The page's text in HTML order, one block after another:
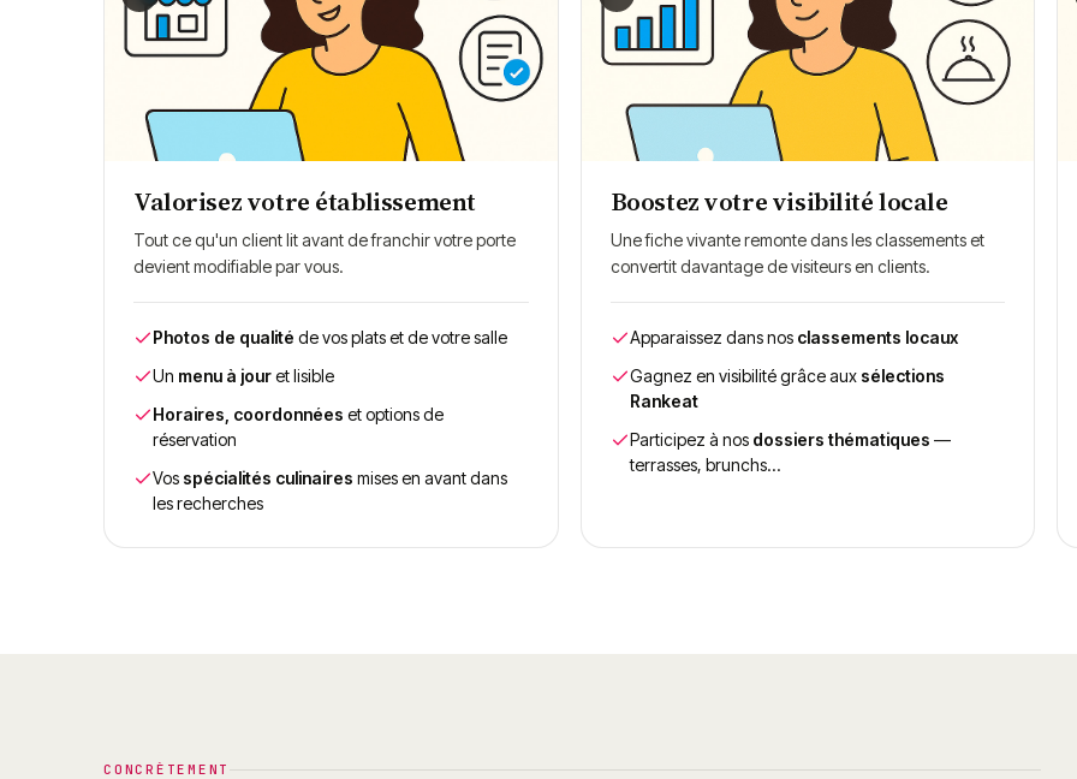
Valorisez votre établissement
Tout ce qu'un client lit avant de franchir votre porte
devient modifiable par vous.
Photos de qualité de vos plats et de votre salle
Un menu à jouret lisible
Horaires, coordonnées et options de
réservation
Vos spécialités culinaires mises en avant dans
les recherches
Boostez votre visibilité locale
Une fiche vivante remonte dans les classements et
convertit davantage de visiteurs en clients.
Apparaissez dans nos classements locaux
Gagnez en visibilité grâce aux sélections
Rankeat
Participez à nos dossiers thématiques —
terrasses, brunchs…
CONCRÈTEMENT